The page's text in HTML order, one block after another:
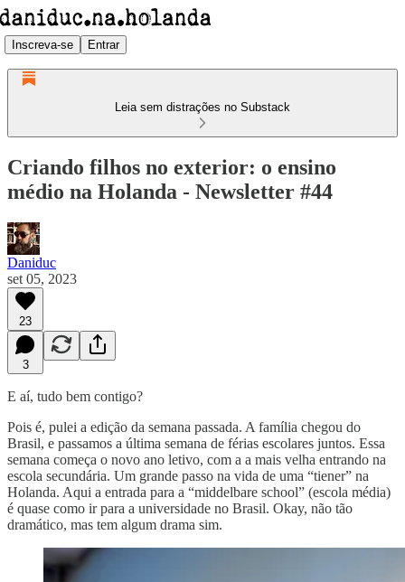
Inscreva-se Entrar
Leia sem distrações no Substack
Criando filhos no exterior: o ensino
médio na Holanda - Newsletter #44
Daniduc
set 05, 2023
23
3
E aí, tudo bem contigo?
Pois é, pulei a edição da semana passada. A família chegou do
Brasil, e passamos a última semana de férias escolares juntos. Essa
semana começa o novo ano letivo, com a a mais velha entrando na
escola secundária. Um grande passo na vida de uma “tiener” na
Holanda. Aqui a entrada para a “middelbare school” (escola média)
é quase como ir para a universidade no Brasil. Okay, não tão
dramático, mas tem algum drama sim.